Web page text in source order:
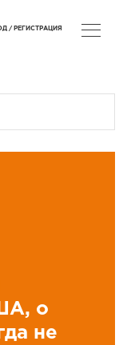
о
не
/ РЕГИСТРАЦИЯ